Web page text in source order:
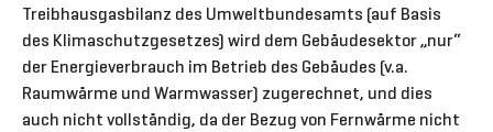
Treibhausgasbilanz des Umweltbundesamts (auf Basis
des Klimaschutzgesetzes) wird dem Gebäudesektor „nur“
der Energieverbrauch im Betrieb des Gebäudes (v.a.
Raumwärme und Warmwasser) zugerechnet, und dies
auch nicht vollständig, da der Bezug von Fernwärme nicht